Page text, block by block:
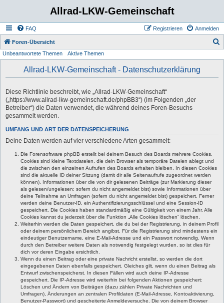
Allrad-LKW-Gemeinschaft
FAQ Anmelden
Registrieren
Foren-Übersicht
Unbeantwortete Themen Aktive Themen
Allrad-LKW-Gemeinschaft - Datenschutzerklärung
Diese Richtlinie beschreibt, wie „Allrad-LKW-Gemeinschaft“
(„https://www.allrad-lkw-gemeinschaft.de/phpBB3“) (im Folgenden „der
Betreiber“) die Daten verwendet, die während deines Foren-Besuchs
gesammelt werden.
UMFANG UND ART DER DATENSPEICHERUNG
Deine Daten werden auf vier verschiedene Arten gesammelt:
Die Forensoftware phpBB erstellt bei deinem Besuch des Boards mehrere Cookies.
Cookies sind kleine Textdateien, die dein Browser als temporäre Dateien ablegt und
die zwischen den einzelnen Aufrufen des Boards erhalten bleiben. In diesen Cookies
sind die aktuelle ID deiner Sitzung (damit dir alle Seitenaufrufe zugeordnet werden
können), Informationen über die von dir gelesenen Beiträge (zur Markierung dieser
als gelesen/ungelesen; sofern du nicht angemeldet bist) sowie Informationen über
deine Teilnahme an Umfragen (sofern du nicht angemeldet bist) gespeichert. Ferner
werden deine Benutzer-ID, ein Authentifizierungsschlüssel und eine Session-ID
gespeichert. Die Cookies haben standardmäßig eine Gültigkeit von einem Jahr. Alle
Cookies kannst du jederzeit über die Funktion „Alle Cookies löschen“ löschen.
Weiterhin werden die Daten gespeichert, die du bei der Registrierung, in deinem Profil
oder deinem persönlichem Bereich angibst. Für die Registrierung sind mindestens ein
eindeutiger Benutzername, eine E-Mail-Adresse und ein Passwort notwendig. Wenn
durch den Betreiber weitere Daten als notwendig festgelegt wurden, so ist dies für
dich vor deren Eingabe ersichtlich.
Wenn du einen Beitrag oder eine private Nachricht erstellst, so werden die dort
eingegebenen Daten ebenfalls gespeichert. Gleiches gilt, wenn du einen Beitrag als
Entwurf zwischenspeicherst. In diesen Fällen wird auch deine IP-Adresse
gespeichert. Die IP-Adresse wird weiterhin bei folgenden Aktionen gespeichert:
Löschen und Ändern von Beiträgen (dazu zählen Private Nachrichten und
Umfragen), Änderungen an zentralen Profildaten (E-Mail-Adresse, Kontoaktivierung,
Benutzer-Passwort) und gescheiterte Anmeldeversuche. Die von deinem Browser